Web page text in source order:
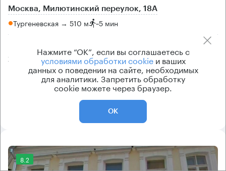
Москва, Милютинский переулок, 18А
Тургеневская → 510 м ~5 мин
287 900 ₽/кв.м 950 000 700 ₽
класс рейтинг здания
6.8
8.2
Нажмите “ОК”, если вы соглашаетесь с
условиями обработки cookieи ваших
данных о поведении на сайте, необходимых
для аналитики. Запретить обработку
cookie можете через браузер.
ОК